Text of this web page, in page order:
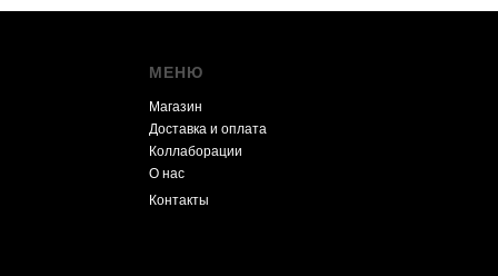
МЕНЮ
Магазин
Доставка и оплата
Коллаборации
О нас
Контакты